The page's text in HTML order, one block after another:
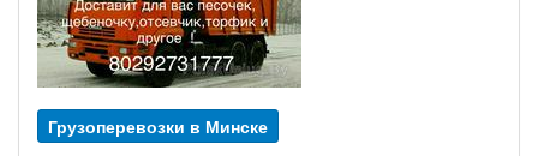
Грузоперевозки в Минске